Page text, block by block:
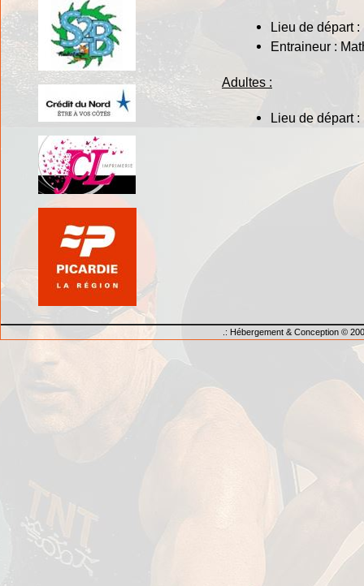
Lieu de départ
Entraineur :
Adultes :
Lieu de départ
.: Hébergement & Conception ©